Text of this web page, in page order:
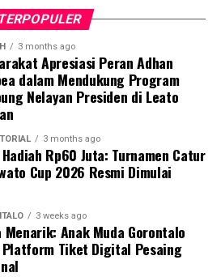
turut mendampingi
Jaya dalam memberikan
Gratis (CKG), meliputi
cek kadar gula darah, dan
penyakit tidak menular (PTM)
preventif.
Dr. dr. Vivien Novarina A.
bahwa keterlibatan
bentuk perwujudan Tri Dharma
mengawal transformasi
TERPOPULER
3 months ago
Apresiasi Peran Adhan
dalam Mendukung Program
Nelayan Presiden di Leato
3 months ago
Rp60 Juta: Turnamen Catur
Cup 2026 Resmi Dimulai
3 weeks ago
Menarik: Anak Muda Gorontalo
Tiket Digital Pesaing